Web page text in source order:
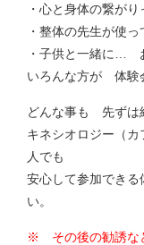
・心と身体の繋が
・整体の先生が使
・子供と一緒に…
いろんな方が 体験
どんな事も 先ずは
キネシオロジー（
人でも
安心して参加できる
い。
※ その後の勧誘な